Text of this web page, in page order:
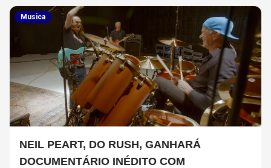
Musica
NEIL PEART, DO RUSH, GANHARÁ
DOCUMENTÁRIO INÉDITO COM